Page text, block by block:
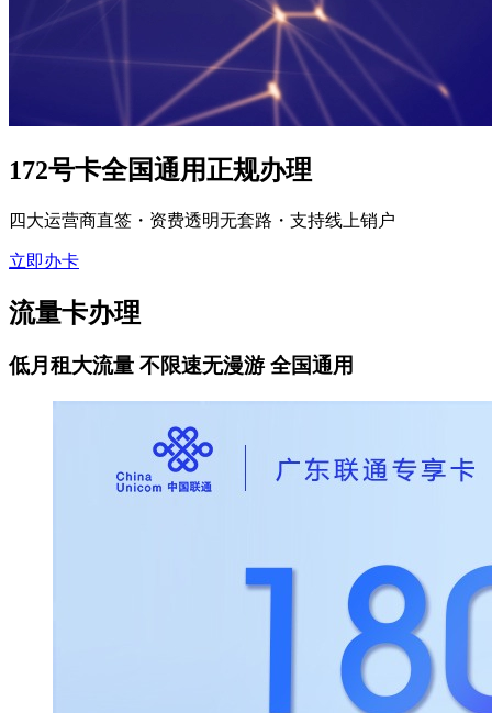
172号卡全国通用正规办理
四大运营商直签・资费透明无套路・支持线上销户
立即办卡
流量卡办理
低月租大流量 不限速无漫游 全国通用